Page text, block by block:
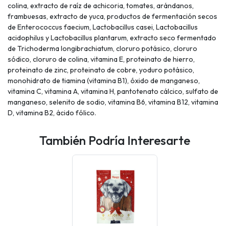
colina, extracto de raíz de achicoria, tomates, arándanos,
frambuesas, extracto de yuca, productos de fermentación secos
de Enterococcus faecium, Lactobacillus casei, Lactobacillus
acidophilus y Lactobacillus plantarum, extracto seco fermentado
de Trichoderma longibrachiatum, cloruro potásico, cloruro
sódico, cloruro de colina, vitamina E, proteinato de hierro,
proteinato de zinc, proteinato de cobre, yoduro potásico,
monohidrato de tiamina (vitamina B1), óxido de manganeso,
vitamina C, vitamina A, vitamina H, pantotenato cálcico, sulfato de
manganeso, selenito de sodio, vitamina B6, vitamina B12, vitamina
D, vitamina B2, ácido fólico.
También Podría Interesarte